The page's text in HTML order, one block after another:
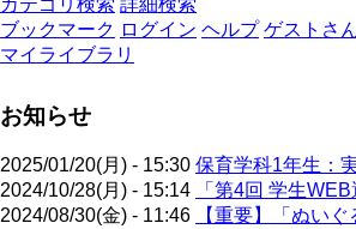
カテゴリ検索 詳細検索
ブックマーク ログイン ヘルプ ゲストさ
マイライブラリ
お知らせ
2025/01/20(月) - 15:30 保育学科1年生：
2024/10/28(月) - 15:14
「第4回 学生
2024/08/30(金) - 11:46
【重要】「ぬい